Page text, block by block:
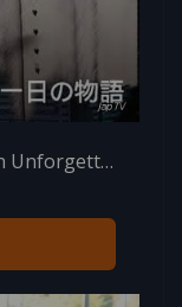
Незабываемый день / Haru: An Unforgettable Day in Korea / Day (2010) WebRip 720p